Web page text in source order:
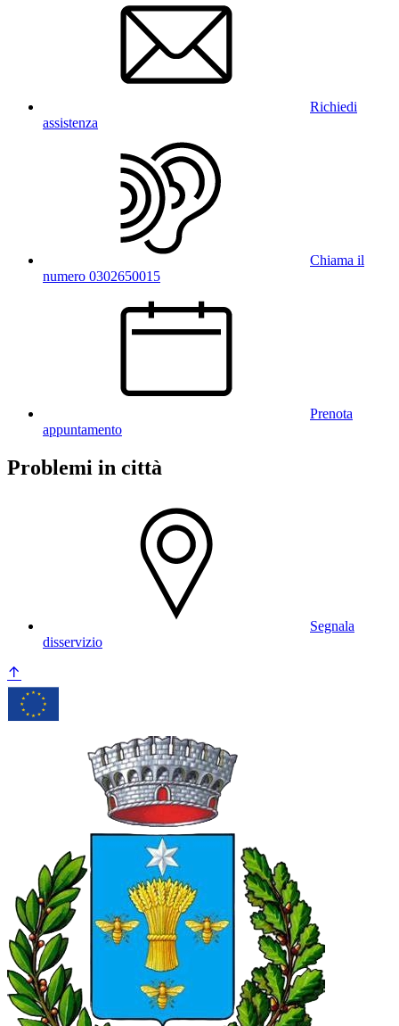
Richiedi
assistenza
Chiama il
numero 0302650015
Prenota
appuntamento
Problemi in città
Segnala
disservizio